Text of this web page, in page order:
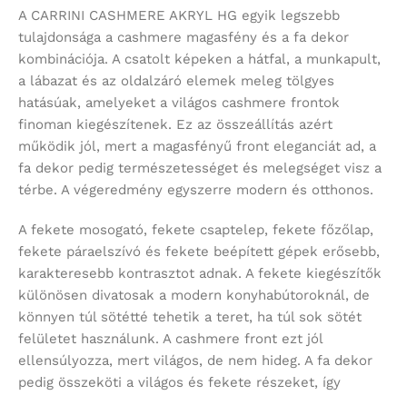
A CARRINI CASHMERE AKRYL HG egyik legszebb
tulajdonsága a cashmere magasfény és a fa dekor
kombinációja. A csatolt képeken a hátfal, a munkapult,
a lábazat és az oldalzáró elemek meleg tölgyes
hatásúak, amelyeket a világos cashmere frontok
finoman kiegészítenek. Ez az összeállítás azért
működik jól, mert a magasfényű front eleganciát ad, a
fa dekor pedig természetességet és melegséget visz a
térbe. A végeredmény egyszerre modern és otthonos.
A fekete mosogató, fekete csaptelep, fekete főzőlap,
fekete páraelszívó és fekete beépített gépek erősebb,
karakteresebb kontrasztot adnak. A fekete kiegészítők
különösen divatosak a modern konyhabútoroknál, de
könnyen túl sötétté tehetik a teret, ha túl sok sötét
felületet használunk. A cashmere front ezt jól
ellensúlyozza, mert világos, de nem hideg. A fa dekor
pedig összeköti a világos és fekete részeket, így